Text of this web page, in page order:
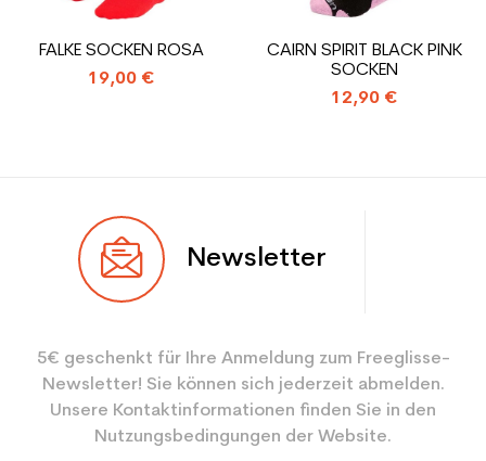
Frauenfreizeit
FALKE SOCKEN ROSA
19,00 €
CAIRN SPIRIT BLACK PINK
SOCKEN
12,90 €
Newsletter
5€ geschenkt für Ihre Anmeldung zum Freeglisse-
Newsletter! Sie können sich jederzeit abmelden.
Unsere Kontaktinformationen finden Sie in den
Nutzungsbedingungen der Website.